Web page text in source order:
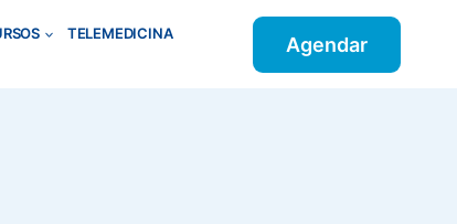
TELEMEDICINA
Agendar